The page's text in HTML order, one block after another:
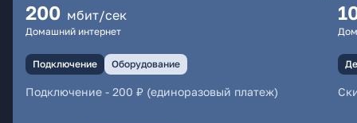
200 мбит/сек
Домашний интернет
Подключение Оборудование
Подключение - 200 ₽ (единоразовый платеж)